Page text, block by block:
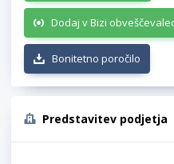
Dodaj v Bizi
Bonitetno poročilo
Predstavitev podjetja